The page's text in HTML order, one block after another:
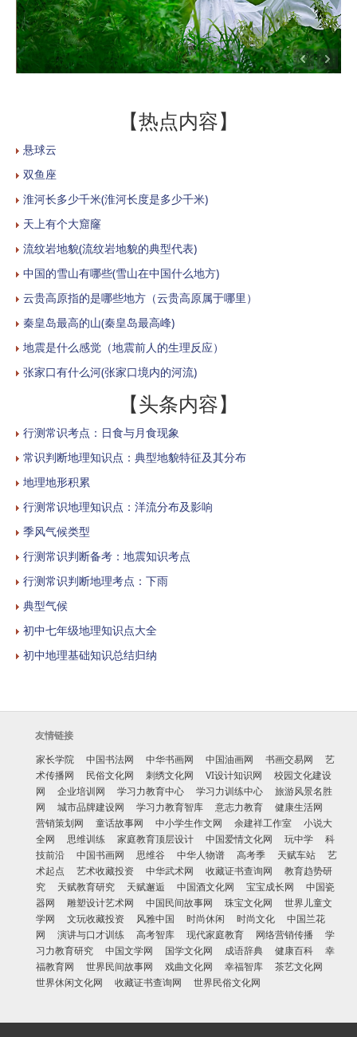
【热点内容】
悬球云
双鱼座
淮河长多少千米(淮河长度是多少千米)
天上有个大窟窿
流纹岩地貌(流纹岩地貌的典型代表)
中国的雪山有哪些(雪山在中国什么地方)
云贵高原指的是哪些地方（云贵高原属于哪里）
秦皇岛最高的山(秦皇岛最高峰)
地震是什么感觉（地震前人的生理反应）
张家口有什么河(张家口境内的河流)
【头条内容】
行测常识考点：日食与月食现象
常识判断地理知识点：典型地貌特征及其分布
地理地形积累
行测常识地理知识点：洋流分布及影响
季风气候类型
行测常识判断备考：地震知识考点
行测常识判断地理考点：下雨
典型气候
初中七年级地理知识点大全
初中地理基础知识总结归纳
友情链接
家长学院
中国书法网 中华书画网 中国油画网 书画交易网
艺
术传播网
民俗文化网 刺绣文化网 VI设计知识网
校园文化建设
网
企业培训网 学习力教育中心 学习力训练中心
旅游风景名胜
网
城市品牌建设网 学习力教育智库 意志力教育
健康生活网
营销策划网
童话故事网 中小学生作文网 余建祥工作室
小说大
全网
思维训练 家庭教育顶层设计 中国爱情文化网 玩中学
科
技前沿
中国书画网 思维谷 中华人物谱 高考季 天赋车站
艺
术起点
艺术收藏投资 中华武术网 收藏证书查询网
教育趋势研
究
天赋教育研究 天赋邂逅 中国酒文化网 宝宝成长网
中国瓷
器网
雕塑设计艺术网 中国民间故事网 珠宝文化网
世界儿童文
学网
文玩收藏投资 风雅中国 时尚休闲 时尚文化
中国兰花
网
演讲与口才训练 高考智库 现代家庭教育 网络营销传播
学
习力教育研究
中国文学网 国学文化网 成语辞典 健康百科
幸
福教育网
世界民间故事网 戏曲文化网 幸福智库
茶艺文化网
世界休闲文化网
收藏证书查询网 世界民俗文化网